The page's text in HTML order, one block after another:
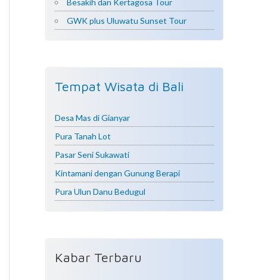
Besakih dan Kertagosa Tour
GWK plus Uluwatu Sunset Tour
Tempat Wisata di Bali
Desa Mas di Gianyar
Pura Tanah Lot
Pasar Seni Sukawati
Kintamani dengan Gunung Berapi
Pura Ulun Danu Bedugul
Kabar Terbaru